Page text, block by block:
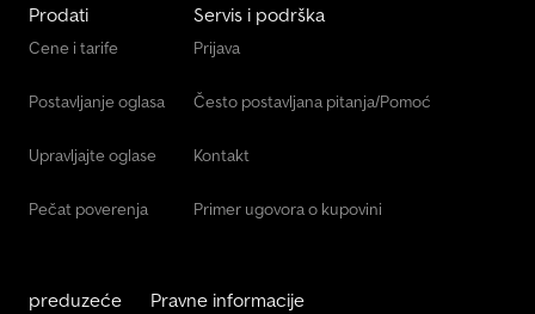
Prodati
Cene i tarife
Postavljanje oglasa
Upravljajte oglase
Pečat poverenja
Servis i podrška
Prijava
Često postavljana pitanja/Pomoć
Kontakt
Primer ugovora o kupovini
preduzeće Pravne informacije